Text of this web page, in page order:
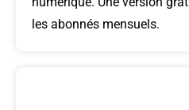
les abonnés mensuels.